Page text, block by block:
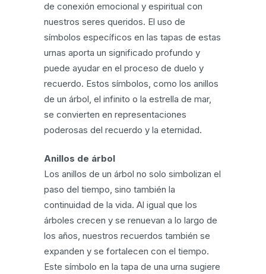
de conexión emocional y espiritual con
nuestros seres queridos. El uso de
símbolos específicos en las tapas de estas
urnas aporta un significado profundo y
puede ayudar en el proceso de duelo y
recuerdo. Estos símbolos, como los anillos
de un árbol, el infinito o la estrella de mar,
se convierten en representaciones
poderosas del recuerdo y la eternidad.
Anillos de árbol
Los anillos de un árbol no solo simbolizan el
paso del tiempo, sino también la
continuidad de la vida. Al igual que los
árboles crecen y se renuevan a lo largo de
los años, nuestros recuerdos también se
expanden y se fortalecen con el tiempo.
Este símbolo en la tapa de una urna sugiere